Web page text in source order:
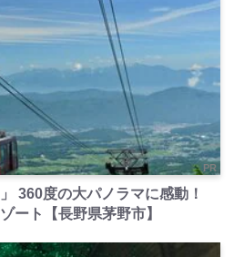
PR
360度の大パノラマに感動！
ート【長野県茅野市】